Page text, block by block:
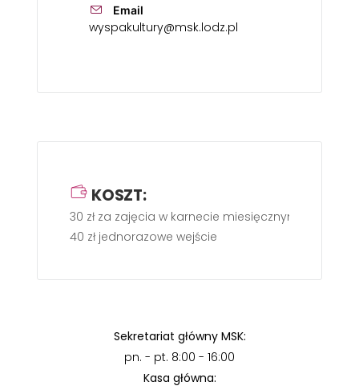
Email
wyspakultury@msk.lodz.pl
KOSZT:
30 zł za zajęcia w karnecie miesięcznym,
40 zł jednorazowe wejście
Sekretariat główny MSK:
pn. - pt. 8:00 - 16:00
Kasa główna: